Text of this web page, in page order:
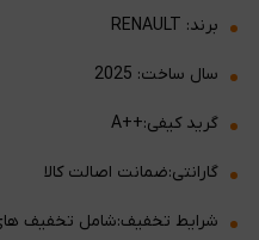
برند: RENAULT
سال ساخت: 2025
گرید کیفی:++A
گارانتی:ضمانت اصالت کالا
شرایط تخفیف:شامل تخفیف